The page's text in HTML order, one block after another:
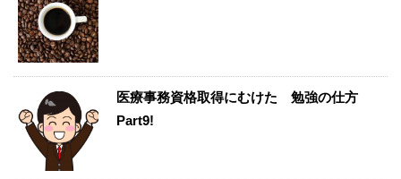
医療事務資格取得にむけた 勉強の仕方
Part9!